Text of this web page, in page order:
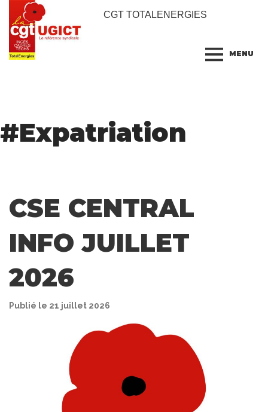
CGT TOTALENERGIES
MENU
#Expatriation
CSE CENTRAL
INFO JUILLET
2026
Publié le 21 juillet 2026